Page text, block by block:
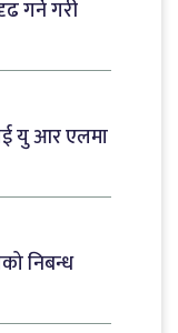
सञ्चालक
निबन्ध
गर्ने गरी
यु आर एलमा
निबन्ध